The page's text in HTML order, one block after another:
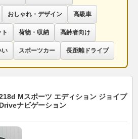
おしゃれ・デザイン 高級車
荷物・収納 高齢者向け
い スポーツカー 長距離ドライブ
Mスポーツ エディション ジョイプ
ナビゲーション